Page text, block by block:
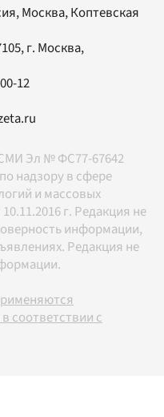
Москва, Коптевская
, г. Москва,
12
Эл № ФС77-67642
надзору в сфере
и массовых
г. Редакция не
информации,
Редакция не
соответствии с